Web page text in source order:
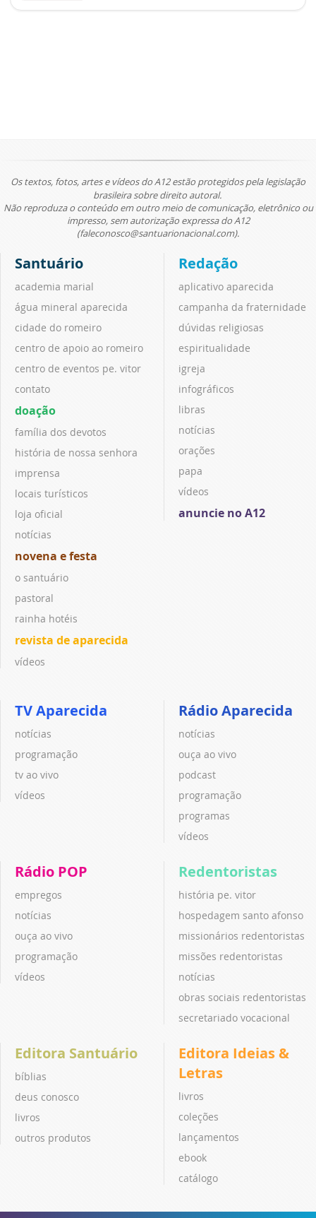
Os textos, fotos, artes e vídeos do A12 estão protegidos pela legislação
brasileira sobre direito autoral.
Não reproduza o conteúdo em outro meio de comunicação, eletrônico ou
impresso, sem autorização expressa do A12
(faleconosco@santuarionacional.com).
Santuário
academia marial
água mineral aparecida
cidade do romeiro
centro de apoio ao romeiro
centro de eventos pe. vitor
contato
doação
família dos devotos
história de nossa senhora
imprensa
locais turísticos
loja oficial
notícias
novena e festa
o santuário
pastoral
rainha hotéis
revista de aparecida
vídeos
Redação
aplicativo aparecida
campanha da fraternidade
dúvidas religiosas
espiritualidade
igreja
infográficos
libras
notícias
orações
papa
vídeos
anuncie no A12
TV Aparecida
notícias
programação
tv ao vivo
vídeos
Rádio Aparecida
notícias
ouça ao vivo
podcast
programação
programas
vídeos
Rádio POP
empregos
notícias
ouça ao vivo
programação
vídeos
Redentoristas
história pe. vitor
hospedagem santo afonso
missionários redentoristas
missões redentoristas
notícias
obras sociais redentoristas
secretariado vocacional
Editora Santuário
bíblias
deus conosco
livros
outros produtos
Editora Ideias &
Letras
livros
coleções
lançamentos
ebook
catálogo